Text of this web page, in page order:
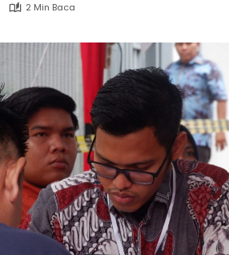
2 Min Baca